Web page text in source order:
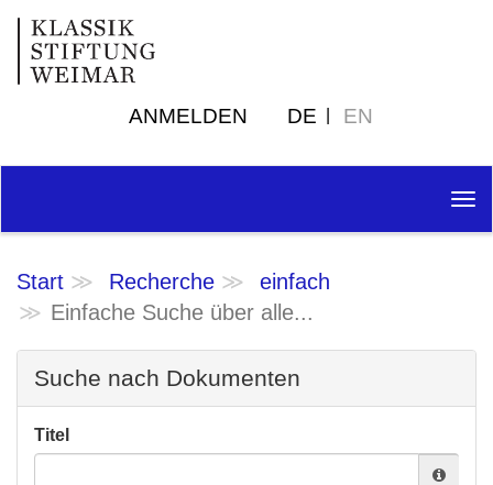
ANMELDEN DE EN
Start Recherche
einfach
Einfache Suche über alle...
Suche nach Dokumenten
Titel